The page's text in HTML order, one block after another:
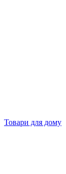
Товари для дому